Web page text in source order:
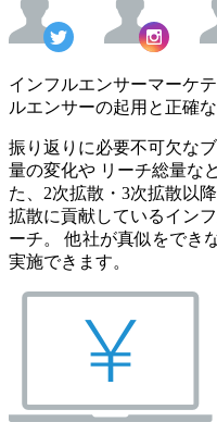
インフルエンサーマーケ
ルエンサーの起用と正確
振り返りに必要不可欠な
量の変化や リーチ総量な
た、2次拡散・3次拡散以
拡散に貢献しているイン
ーチ。 他社が真似をでき
実施できます。